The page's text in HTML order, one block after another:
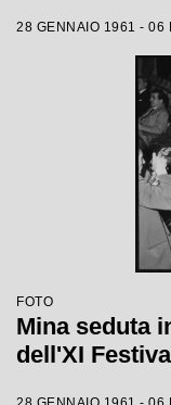
28 GENNAIO 1961 - 06
FOTO
Mina seduta
dell'XI